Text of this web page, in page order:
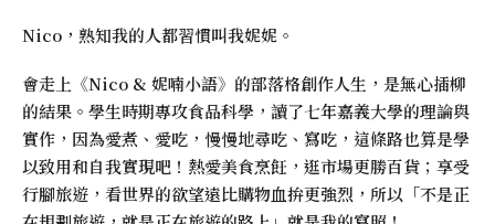
Nico，熟知我的人都習慣叫我妮妮。
會走上《Nico & 妮喃小語》的部落格創作人生，是無心插柳
的結果。學生時期專攻食品科學，讀了七年嘉義大學的理論與
實作，因為愛煮、愛吃，慢慢地尋吃、寫吃，這條路也算是學
以致用和自我實現吧！熱愛美食烹飪，逛市場更勝百貨；享受
行腳旅遊，看世界的欲望遠比購物血拚更強烈，所以「不是正